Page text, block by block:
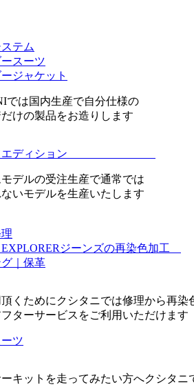
テム
スーツ
ジャケット
では国内生産で自分仕様の
けの製品をお造りします
ッドエディション
デルの受注生産で通常では
いモデルを生産いたします
EXPLORERジーンズの再染色加工
｜保革
くためにクシタニでは修理から再染
ターサービスをご利用いただけます
ツ
キットを走ってみたい方へクシタニ